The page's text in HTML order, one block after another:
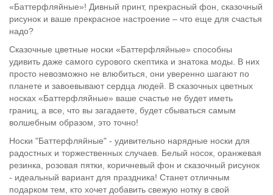
«Баттерфляйные»! Дивный принт, прекрасный фон, сказочный
рисунок и ваше прекрасное настроение – что еще для счастья
надо?
Сказочные цветные носки «Баттерфляйные» способны
удивить даже самого сурового скептика и знатока моды. В них
просто невозможно не влюбиться, они уверенно шагают по
планете и завоевывают сердца людей. В сказочных цветных
носках «Баттерфляйные» ваше счастье не будет иметь
границ, а все, что вы загадаете, будет сбываться самым
волшебным образом, это точно!
Носки "Баттерфляйные" - удивительно нарядные носки для
радостных и торжественных случаев. Белый носок, оранжевая
резинка, розовая пятки, коричневый фон и сказочный рисунок
- идеальный вариант для праздника! Станет отличным
подарком тем, кто хочет добавить свежую нотку в свой